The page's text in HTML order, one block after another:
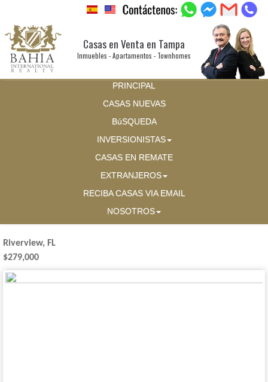
Casas en Venta en Tampa
Inmuebles - Apartamentos - Townhomes
PRINCIPAL
CASAS NUEVAS
BúSQUEDA
INVERSIONISTAS
CASAS EN REMATE
EXTRANJEROS
RECIBA CASAS VIA EMAIL
NOSOTROS
Riverview, FL
$279,000